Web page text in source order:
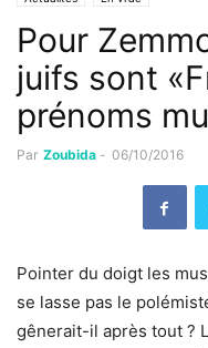
Pour
juifs sont
prénoms
Par Zoubida - 06/10/2016
Pointer du doigt les
se lasse pas le
gênerait-il après tout ?